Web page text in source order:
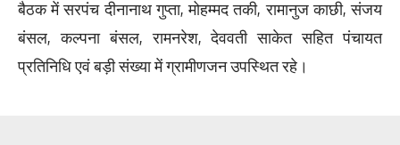
बैठक में सरपंच दीनानाथ गुप्ता, मोहम्मद तकी, रामानुज काछी, संजय
बंसल, कल्पना बंसल, रामनरेश, देववती साकेत सहित पंचायत
प्रतिनिधि एवं बड़ी संख्या में ग्रामीणजन उपस्थित रहे।